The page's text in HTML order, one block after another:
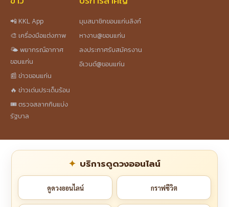
📲 KKL App
🎨 เครื่องมือแต่งภาพ
🌤️ พยากรณ์อากาศ
ขอนแก่น
📰 ข่าวขอนแก่น
🔥 ข่าวเด่นประเด็นร้อน
🎟️ ตรวจสลากกินแบ่ง
รัฐบาล
มุมสมาชิกขอนแก่นลิงก์
หางาน@ขอนแก่น
ลงประกาศรับสมัครงาน
อีเวนต์@ขอนแก่น
บริการดูดวงออนไลน์
ดูดวงออนไลน์ กราฟชีวิต